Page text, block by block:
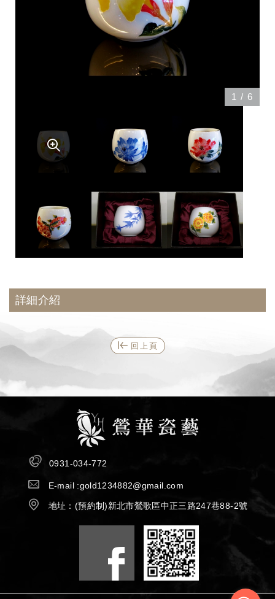
×
1 / 6
詳細介紹
回上頁
0931-034-772
E-mail :gold1234882@gmail.com
地址： (預約制)新北市鶯歌區中正三路247巷88-2號